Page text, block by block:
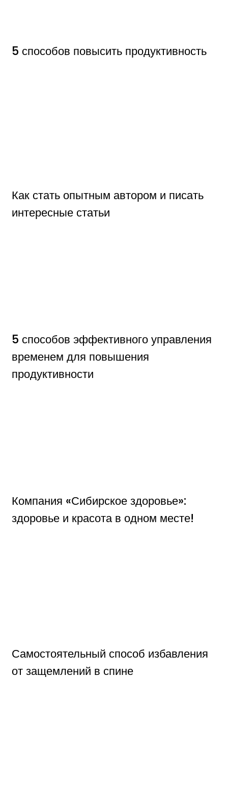
5 способов повысить продуктивность
Как стать опытным автором и писать
интересные статьи
5 способов эффективного управления
временем для повышения
продуктивности
Компания «Сибирское здоровье»:
здоровье и красота в одном месте!
Самостоятельный способ избавления
от защемлений в спине